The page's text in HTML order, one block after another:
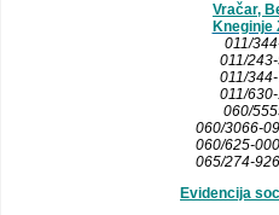
Vračar,
Kneginje
011/
011/
011/
011/
060/
060/3066-
060/625-
065/274-
Evidencija